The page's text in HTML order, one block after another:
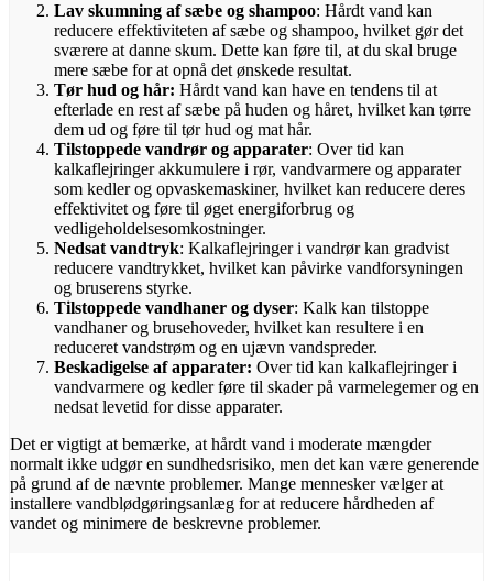
Lav skumning af sæbe og shampoo: Hårdt vand kan
reducere effektiviteten af sæbe og shampoo, hvilket gør det
sværere at danne skum. Dette kan føre til, at du skal bruge
mere sæbe for at opnå det ønskede resultat.
Tør hud og hår: Hårdt vand kan have en tendens til at
efterlade en rest af sæbe på huden og håret, hvilket kan tørre
dem ud og føre til tør hud og mat hår.
Tilstoppede vandrør og apparater: Over tid kan
kalkaflejringer akkumulere i rør, vandvarmere og apparater
som kedler og opvaskemaskiner, hvilket kan reducere deres
effektivitet og føre til øget energiforbrug og
vedligeholdelsesomkostninger.
Nedsat vandtryk: Kalkaflejringer i vandrør kan gradvist
reducere vandtrykket, hvilket kan påvirke vandforsyningen
og bruserens styrke.
Tilstoppede vandhaner og dyser: Kalk kan tilstoppe
vandhaner og brusehoveder, hvilket kan resultere i en
reduceret vandstrøm og en ujævn vandspreder.
Beskadigelse af apparater: Over tid kan kalkaflejringer i
vandvarmere og kedler føre til skader på varmelegemer og en
nedsat levetid for disse apparater.
Det er vigtigt at bemærke, at hårdt vand i moderate mængder
normalt ikke udgør en sundhedsrisiko, men det kan være generende
på grund af de nævnte problemer. Mange mennesker vælger at
installere vandblødgøringsanlæg for at reducere hårdheden af
vandet og minimere de beskrevne problemer.